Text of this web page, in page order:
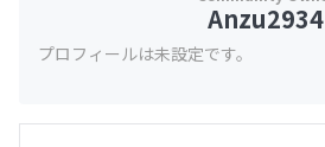
Anzu2934
プロフィールは未設定です。